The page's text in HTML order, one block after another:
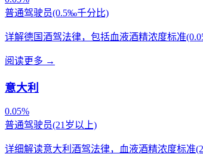
普通驾驶员(0.5‰千分比)
详解德国酒驾法律，包括血液酒精浓度标准
阅读更多 →
意大利
0.05%
普通驾驶员(21岁以上)
详细解读意大利酒驾法律，血液酒精浓度标准